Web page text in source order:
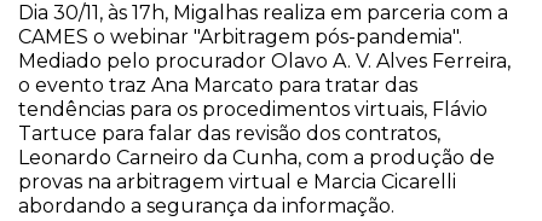
Dia 30/11, às 17h, Migalhas realiza em parceria com a
CAMES o webinar "Arbitragem pós-pandemia".
Mediado pelo procurador Olavo A. V. Alves Ferreira,
o evento traz Ana Marcato para tratar das
tendências para os procedimentos virtuais, Flávio
Tartuce para falar das revisão dos contratos,
Leonardo Carneiro da Cunha, com a produção de
provas na arbitragem virtual e Marcia Cicarelli
abordando a segurança da informação.